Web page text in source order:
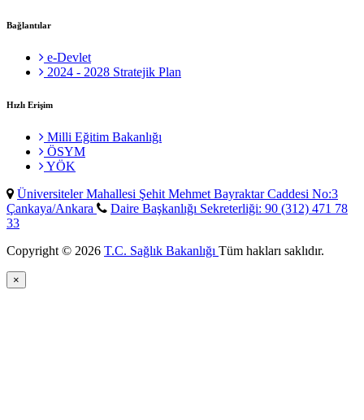
Bağlantılar
e-Devlet
2024 - 2028 Stratejik Plan
Hızlı Erişim
Milli Eğitim Bakanlığı
ÖSYM
YÖK
Üniversiteler Mahallesi Şehit Mehmet Bayraktar Caddesi No:3
Çankaya/Ankara
Daire Başkanlığı Sekreterliği: 90 (312) 471 78
33
Copyright © 2026 T.C. Sağlık Bakanlığı Tüm hakları saklıdır.
×